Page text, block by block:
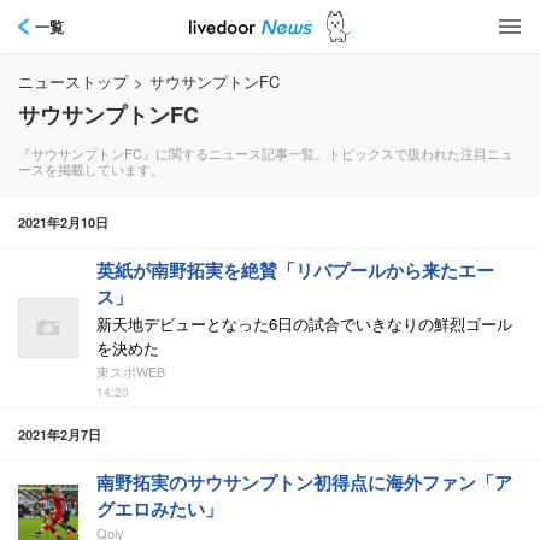
一覧
ニューストップ > サウサンプトンFC
サウサンプトンFC
『サウサンプトンFC』に関するニュース記事一覧。トピックスで扱われた注目ニュ
ースを掲載しています。
2021年2月10日
英紙が南野拓実を絶賛「リバプールから来たエー
ス」
新天地デビューとなった6日の試合でいきなりの鮮烈ゴール
を決めた
東スポWEB
14:20
2021年2月7日
南野拓実のサウサンプトン初得点に海外ファン「ア
グエロみたい」
Qoly